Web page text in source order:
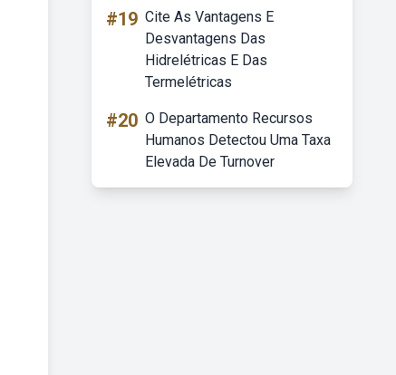
#19 Cite As Vantagens E
Desvantagens Das
Hidrelétricas E Das
Termelétricas
#20 O Departamento Recursos
Humanos Detectou Uma Taxa
Elevada De Turnover